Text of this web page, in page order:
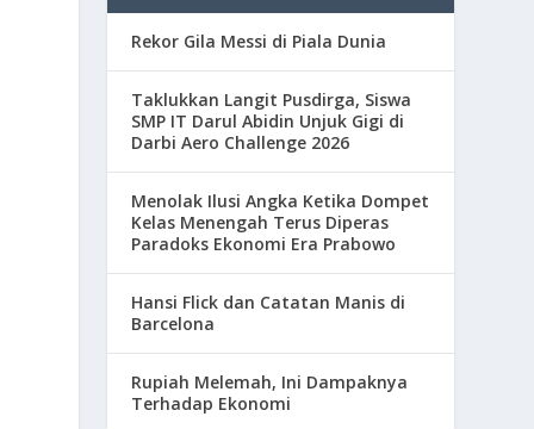
Rekor Gila Messi di Piala Dunia
Taklukkan Langit Pusdirga, Siswa
SMP IT Darul Abidin Unjuk Gigi di
Darbi Aero Challenge 2026
Menolak Ilusi Angka Ketika Dompet
Kelas Menengah Terus Diperas
Paradoks Ekonomi Era Prabowo
Hansi Flick dan Catatan Manis di
Barcelona
Rupiah Melemah, Ini Dampaknya
Terhadap Ekonomi